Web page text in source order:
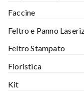
Faccine
Feltro e Panno
Feltro Stampato
Fioristica
Kit